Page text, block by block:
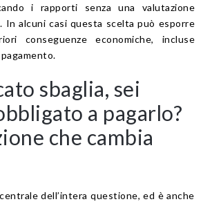
i rapporti senza una valutazione
In alcuni casi questa scelta può esporre
conseguenze economiche, incluse
sbaglia, sei
a pagarlo?
che cambia
dell’intera questione, ed è anche